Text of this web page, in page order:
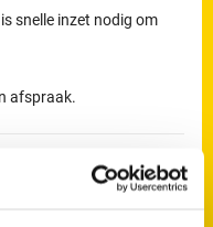
snelle inzet nodig om
afspraak.